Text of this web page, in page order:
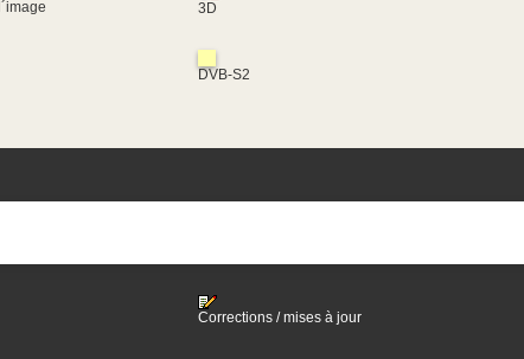
3D
DVB-S2
Corrections / mises à jour